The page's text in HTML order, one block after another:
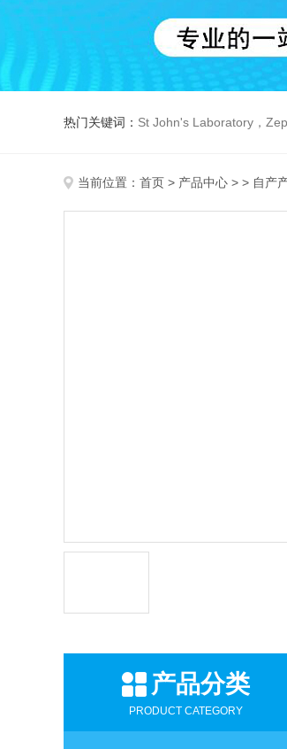
热门关键词： St John's Laboratory，Zeptometrix，
当前位置： 首页 > 产品中心 > > 自产
产品分类
PRODUCT CATEGORY